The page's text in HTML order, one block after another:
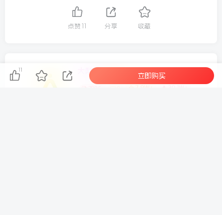
点赞 分享 收藏
大梨 关注
11
立即购买